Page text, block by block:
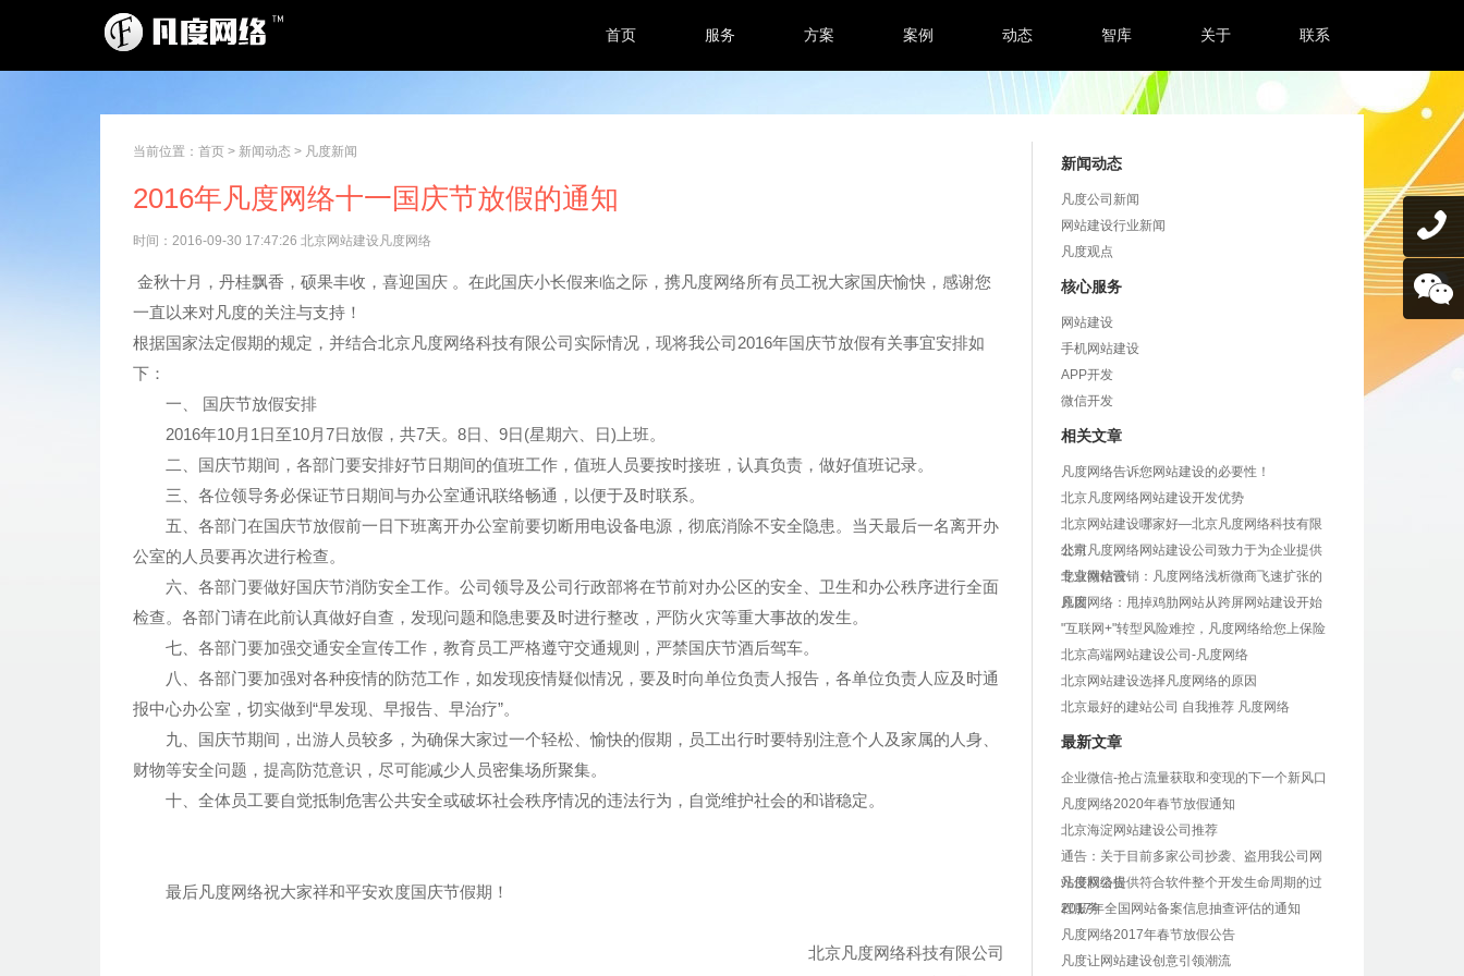
首页 服务 方案 案例 动态 智库 关于 联系
当前位置： 首页 > 新闻动态 > 凡度新闻
2016年凡度网络十一国庆节放假的通知
时间：2016-09-30 17:47:26 北京网站建设凡度网络
金秋十月，丹桂飘香，硕果丰收，喜迎国庆 。在此国庆小长假来临之际，携凡度网络所有员工祝大家国庆愉快，感谢您
一直以来对凡度的关注与支持！
根据国家法定假期的规定，并结合北京凡度网络科技有限公司实际情况，现将我公司2016年国庆节放假有关事宜安排如
下：
一、 国庆节放假安排
2016年10月1日至10月7日放假，共7天。8日、9日(星期六、日)上班。
二、国庆节期间，各部门要安排好节日期间的值班工作，值班人员要按时接班，认真负责，做好值班记录。
三、各位领导务必保证节日期间与办公室通讯联络畅通，以便于及时联系。
五、各部门在国庆节放假前一日下班离开办公室前要切断用电设备电源，彻底消除不安全隐患。当天最后一名离开办
公室的人员要再次进行检查。
六、各部门要做好国庆节消防安全工作。公司领导及公司行政部将在节前对办公区的安全、卫生和办公秩序进行全面
检查。各部门请在此前认真做好自查，发现问题和隐患要及时进行整改，严防火灾等重大事故的发生。
七、各部门要加强交通安全宣传工作，教育员工严格遵守交通规则，严禁国庆节酒后驾车。
八、各部门要加强对各种疫情的防范工作，如发现疫情疑似情况，要及时向单位负责人报告，各单位负责人应及时通
报中心办公室，切实做到“早发现、早报告、早治疗”。
九、国庆节期间，出游人员较多，为确保大家过一个轻松、愉快的假期，员工出行时要特别注意个人及家属的人身、
财物等安全问题，提高防范意识，尽可能减少人员密集场所聚集。
十、全体员工要自觉抵制危害公共安全或破坏社会秩序情况的违法行为，自觉维护社会的和谐稳定。
最后凡度网络祝大家祥和平安欢度国庆节假期！
北京凡度网络科技有限公司
新闻动态
凡度公司新闻
网站建设行业新闻
凡度观点
核心服务
网站建设
手机网站建设
APP开发
微信开发
相关文章
凡度网络告诉您网站建设的必要性！
北京凡度网络网站建设开发优势
北京网站建设哪家好—北京凡度网络科技有限
公司
北京凡度网络网站建设公司致力于为企业提供
专业网站设
北京微信营销：凡度网络浅析微商飞速扩张的
原因
凡度网络：甩掉鸡肋网站从跨屏网站建设开始
"互联网+"转型风险难控，凡度网络给您上保险
北京高端网站建设公司-凡度网络
北京网站建设选择凡度网络的原因
北京最好的建站公司 自我推荐 凡度网络
最新文章
企业微信-抢占流量获取和变现的下一个新风口
凡度网络2020年春节放假通知
北京海淀网站建设公司推荐
通告：关于目前多家公司抄袭、盗用我公司网
站侵权公告
凡度网络提供符合软件整个开发生命周期的过
程服务
2017年全国网站备案信息抽查评估的通知
凡度网络2017年春节放假公告
凡度让网站建设创意引领潮流